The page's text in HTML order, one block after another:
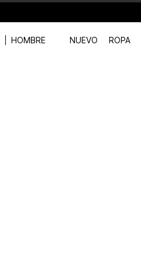
HOMBRE NUEVO ROPA